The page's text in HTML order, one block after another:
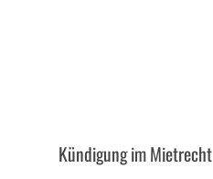
Kündigung im Mietrecht